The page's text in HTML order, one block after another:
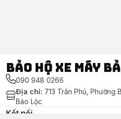
Bảo Hộ Xe Máy
090 948 0266
Địa chỉ: 713 Trần Phú, Phường
Bảo Lộc
Kết nối